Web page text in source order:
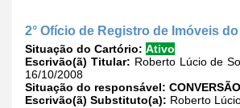
2° Ofício de Registro de Imóveis
Situação do Cartório: Ativo
Escrivão(ã) Titular: Roberto Lúcio de
16/10/2008
Situação do responsável:
Escrivão(ã) Substituto(a): Roberto